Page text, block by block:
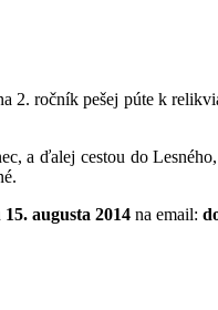
2. ročník pešej púte k
a ďalej cestou do
15. augusta 2014 na email: